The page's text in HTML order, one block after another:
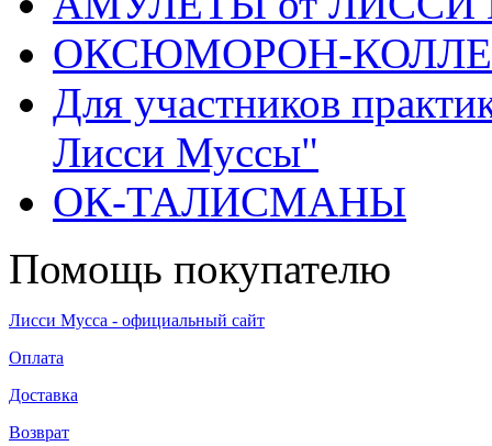
ОКСЮМОРОН-
Для участников
Лисси Муссы"
ОК-ТАЛИСМАНЫ
Помощь покупателю
Лисси Мусса - официальный сайт
Оплата
Доставка
Возврат